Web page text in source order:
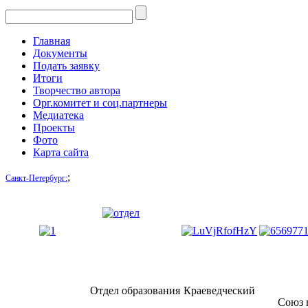
Главная
Документы
Подать заявку
Итоги
Творчество автора
Орг.комитет и соц.партнеры
Медиатека
Проекты
Фото
Карта сайта
Санкт-Петербург:;
Отдел образования Краеведческий
Союз